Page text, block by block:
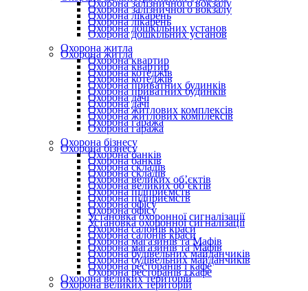
Охорона залізничного вокзалу
Охорона лікарень
Охорона дошкільних установ
Охорона житла
Охорона квартир
Охорона котеджів
Охорона приватних будинків
Охорона дачі
Охорона житлових комплексів
Охорона гаража
Охорона бізнесу
Охорона банків
Охорона складів
Охорона великих об’єктів
Охорона підприємств
Охорона офісу
Установка охоронної сигналізації
Охорона салонів краси
Охорона магазинів та Мафів
Охорона будівельних майданчиків
Охорона ресторанів і кафе
Охорона великих територій
Охорона залізничного вокзалу
Охорона лікарень
Охорона дошкільних установ
Охорона житла
Охорона квартир
Охорона котеджів
Охорона приватних будинків
Охорона дачі
Охорона житлових комплексів
Охорона гаража
Охорона бізнесу
Охорона банків
Охорона складів
Охорона великих об’єктів
Охорона підприємств
Охорона офісу
Установка охоронної сигналізації
Охорона салонів краси
Охорона магазинів та Мафів
Охорона будівельних майданчиків
Охорона ресторанів і кафе
Охорона великих територій